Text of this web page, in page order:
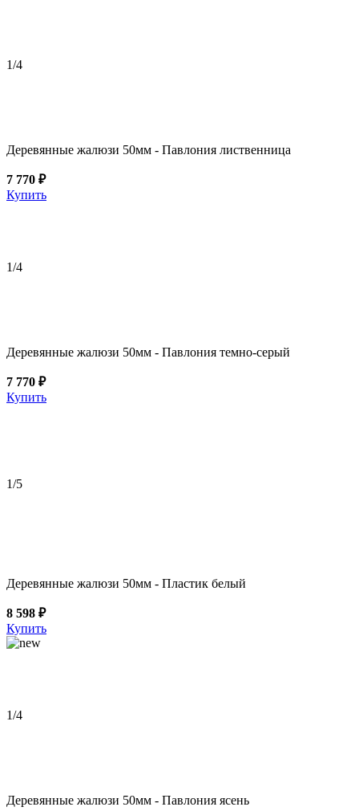
1/4
Деревянные жалюзи 50мм - Павлония лиственница
7 770 ₽
Купить
1/4
Деревянные жалюзи 50мм - Павлония темно-серый
7 770 ₽
Купить
1/5
Деревянные жалюзи 50мм - Пластик белый
8 598 ₽
Купить
1/4
Деревянные жалюзи 50мм - Павлония ясень